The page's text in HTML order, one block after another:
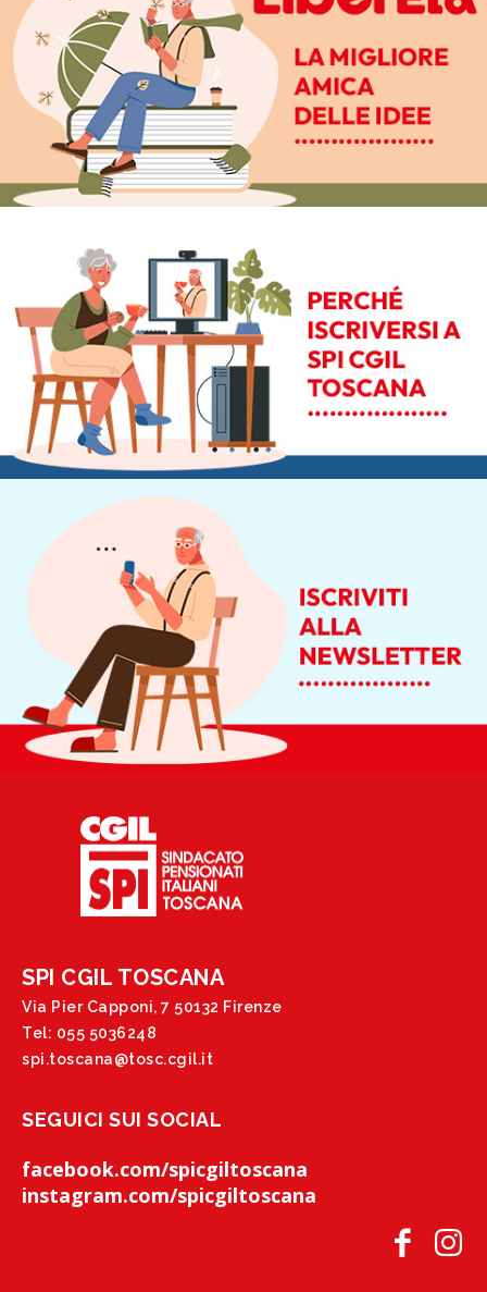
SPI CGIL TOSCANA
Via Pier Capponi, 7 50132 Firenze
Tel: 055 5036248
spi.toscana@tosc.cgil.it
SEGUICI SUI SOCIAL
facebook.com/spicgiltoscana
instagram.com/spicgiltoscana